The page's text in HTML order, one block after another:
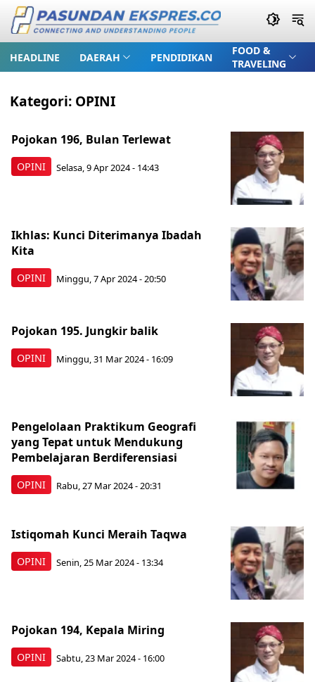
HEADLINE DAERAH PENDIDIKAN
FOOD &
TRAVELING
Kategori: OPINI
OPINI
Pojokan 196, Bulan Terlewat
Selasa, 9 Apr 2024 - 14:43
OPINI
Ikhlas: Kunci Diterimanya Ibadah
Kita
Minggu, 7 Apr 2024 - 20:50
OPINI
Pojokan 195. Jungkir balik
Minggu, 31 Mar 2024 - 16:09
OPINI
Pengelolaan Praktikum Geografi
yang Tepat untuk Mendukung
Pembelajaran Berdiferensiasi
Rabu, 27 Mar 2024 - 20:31
OPINI
Istiqomah Kunci Meraih Taqwa
Senin, 25 Mar 2024 - 13:34
OPINI
Pojokan 194, Kepala Miring
Sabtu, 23 Mar 2024 - 16:00